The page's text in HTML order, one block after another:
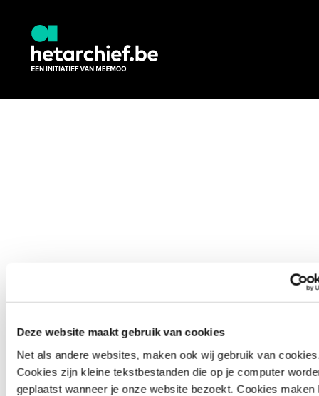
Deze website maakt gebruik van cookies
Net als andere websites, maken ook wij gebruik van
Cookies zijn kleine tekstbestanden die op je computer
geplaatst wanneer je onze website bezoekt. Cookies maken